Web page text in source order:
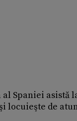
al Spaniei
locuieşte de